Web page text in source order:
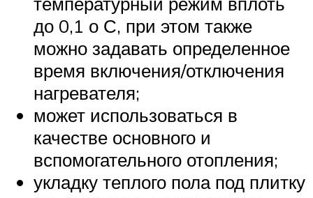
до 0,1 о С, при этом также
можно задавать определенное
время включения/отключения
нагревателя;
может использоваться в
качестве основного и
вспомогательного отопления;
укладку теплого пола под плитку